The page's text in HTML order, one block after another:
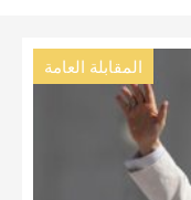
المقابلة العامة